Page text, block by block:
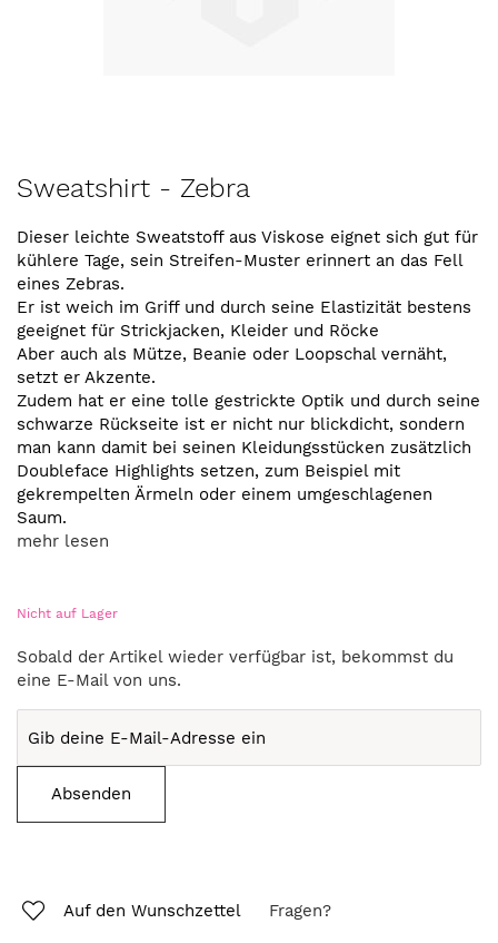
Anfang
Bildergalerie
springen
Sweatshirt - Zebra
Dieser leichte Sweatstoff aus Viskose eignet sich gut für
kühlere Tage, sein Streifen-Muster erinnert an das Fell
eines Zebras.
Er ist weich im Griff und durch seine Elastizität bestens
geeignet für Strickjacken, Kleider und Röcke
Aber auch als Mütze, Beanie oder Loopschal vernäht,
setzt er Akzente.
Zudem hat er eine tolle gestrickte Optik und durch seine
schwarze Rückseite ist er nicht nur blickdicht, sondern
man kann damit bei seinen Kleidungsstücken zusätzlich
Doubleface Highlights setzen, zum Beispiel mit
gekrempelten Ärmeln oder einem umgeschlagenen
Saum.
mehr lesen
Nicht auf Lager
Sobald der Artikel wieder verfügbar ist, bekommst du
eine E-Mail von uns.
Absenden
Auf den Wunschzettel Fragen?